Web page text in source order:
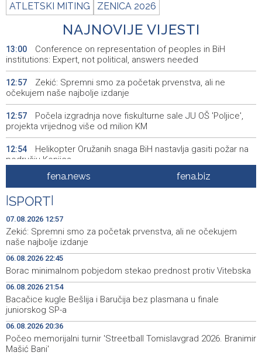
ATLETSKI MITING ZENICA 2026
NAJNOVIJE VIJESTI
13:00
Conference on representation of peoples in BiH
institutions: Expert, not political, answers needed
12:57
Zekić: Spremni smo za početak prvenstva, ali ne
očekujem naše najbolje izdanje
12:57
Počela izgradnja nove fiskulturne sale JU OŠ 'Poljice',
projekta vrijednog više od milion KM
12:54
Helikopter Oružanih snaga BiH nastavlja gasiti požar na
području Konjica
Uhićene dvije osobe zbog provale na benzinsku crpku u
Konjicu
12:47
U BiH u prvih šest mjeseci 2026. manje turističkih
dolazaka, ali više noćenja
Two of 11 protesting Zenica miners forced to leave pit
due to health problems
12:39 Saopćenje za javnost Republikanci BiH
12:32
Investicije u BiH u 2025. porasle za 5,36 posto, na 9,44
milijarde KM
12:30
Dvojici rudara pozlilo u jami Raspotočje, jedan prebačen
u bolnicu
fena.news fena.biz
SPORT
07.08.2026 12:57
Zekić: Spremni smo za početak prvenstva, ali ne očekujem
naše najbolje izdanje
06.08.2026 22:45
Borac minimalnom pobjedom stekao prednost protiv Vitebska
06.08.2026 21:54
Bacačice kugle Bešlija i Baručija bez plasmana u finale
juniorskog SP-a
06.08.2026 20:36
Počeo memorijalni turnir 'Streetball Tomislavgrad 2026. Branimir
Mašić Bani'